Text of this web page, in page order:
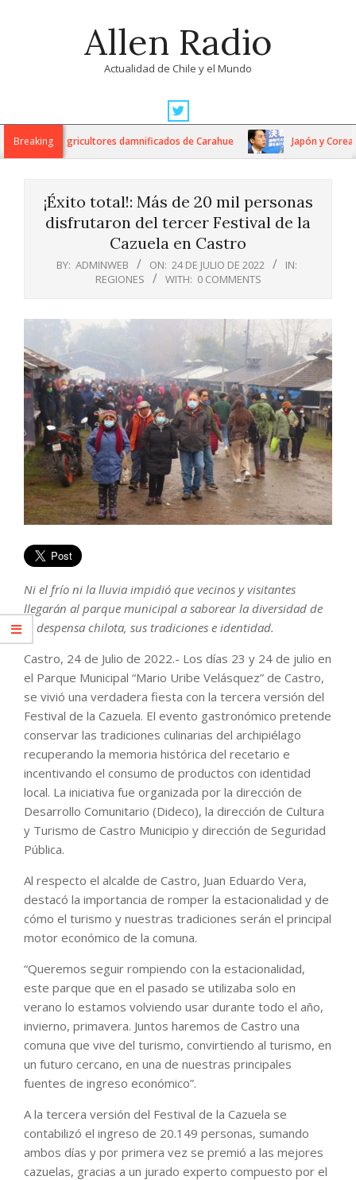
Allen Radio
Actualidad de Chile y el Mundo
Navigation
MenuBreakinga agricultores damnificados de Carahue Japón y Corea
¡Éxito total!: Más de 20 mil personas
disfrutaron del tercer Festival de la
Cazuela en Castro
BY: ADMINWEB ON: 24 DE JULIO DE 2022
IN:
REGIONES
WITH: 0 COMMENTS
Ni el frío ni la lluvia impidió que vecinos y visitantes
llegarán al parque municipal a saborear la diversidad de
la despensa chilota, sus tradiciones e identidad.
Castro, 24 de Julio de 2022.- Los días 23 y 24 de julio en
el Parque Municipal “Mario Uribe Velásquez” de Castro,
se vivió una verdadera fiesta con la tercera versión del
Festival de la Cazuela. El evento gastronómico pretende
conservar las tradiciones culinarias del archipiélago
recuperando la memoria histórica del recetario e
incentivando el consumo de productos con identidad
local. La iniciativa fue organizada por la dirección de
Desarrollo Comunitario (Dideco), la dirección de Cultura
y Turismo de Castro Municipio y dirección de Seguridad
Pública.
Al respecto el alcalde de Castro, Juan Eduardo Vera,
destacó la importancia de romper la estacionalidad y de
cómo el turismo y nuestras tradiciones serán el principal
motor económico de la comuna.
“Queremos seguir rompiendo con la estacionalidad,
este parque que en el pasado se utilizaba solo en
verano lo estamos volviendo usar durante todo el año,
invierno, primavera. Juntos haremos de Castro una
comuna que vive del turismo, convirtiendo al turismo, en
un futuro cercano, en una de nuestras principales
fuentes de ingreso económico”.
A la tercera versión del Festival de la Cazuela se
contabilizó el ingreso de 20.149 personas, sumando
ambos días y por primera vez se premió a las mejores
cazuelas, gracias a un jurado experto compuesto por el